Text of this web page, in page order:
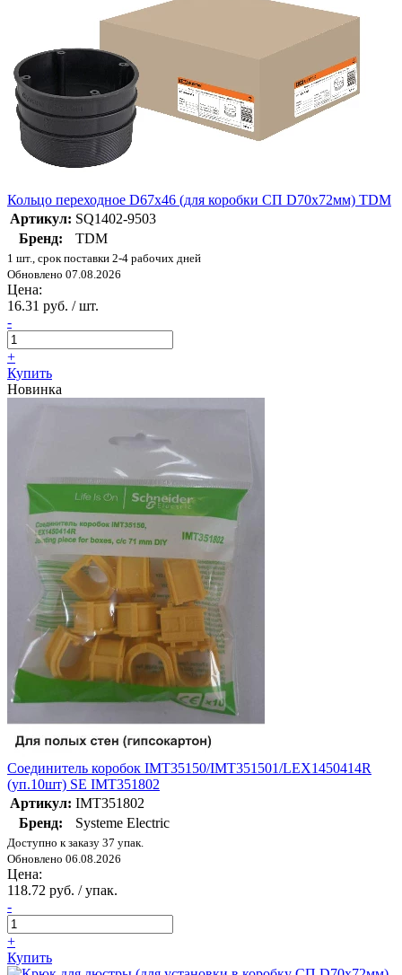
Кольцо переходное D67х46 (для коробки СП D70х72мм) TDM
Артикул: SQ1402-9503
Бренд:
TDM
1 шт., срок поставки 2-4 рабочих дней
Обновлено 07.08.2026
Цена:
16.31 руб. / шт.
-
+
Купить
Новинка
Соединитель коробок IMT35150/IMT351501/LEX1450414R
(уп.10шт) SE IMT351802
Артикул: IMT351802
Бренд:
Systeme Electric
Доступно к заказу 37 упак.
Обновлено 06.08.2026
Цена:
118.72 руб. / упак.
-
+
Купить